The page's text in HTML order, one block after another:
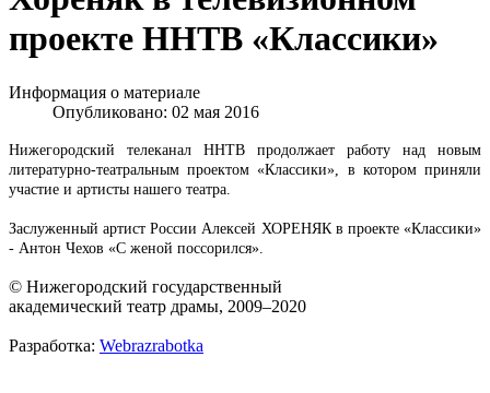
проекте ННТВ «Классики»
Информация о материале
Опубликовано: 02 мая 2016
Нижегородский телеканал ННТВ продолжает работу над новым
литературно-театральным проектом «Классики», в котором приняли
участие и артисты нашего театра.
Заслуженный артист России Алексей ХОРЕНЯК в проекте «Классики»
- Антон Чехов «С женой поссорился».
© Нижегородский государственный
академический театр драмы, 2009–2020
Разработка: Webrazrabotka